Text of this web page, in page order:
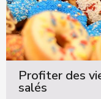
Profiter des
salés